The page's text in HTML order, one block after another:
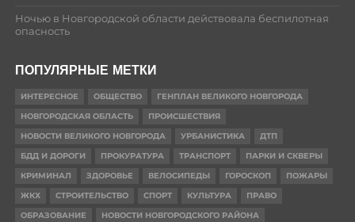
Ночью в Новгородской области действовала беспилотная
опасность
ПОПУЛЯРНЫЕ МЕТКИ
ИНТЕРЕСНОЕ ОБЩЕСТВО
ГЕНПЛАН ВЕЛИКОГО НОВГОРОДА
НОВГОРОДСКАЯ ОБЛАСТЬ
ПРОИСШЕСТВИЯ
НОВОСТИ ВЕЛИКОГО НОВГОРОДА
УРБАНИСТИКА
ДТП
БДД И ДОРОГИ
ПРОКУРАТУРА ТРАНСПОРТ
ПАРКИ И СКВЕРЫ
КРИМИНАЛ
ЗДОРОВЬЕ ВЕЛОСИПЕДЫ ГОРОСКОП
ПОЖАРЫ
ЖКХ
СТРОИТЕЛЬСТВО СПОРТ КУЛЬТУРА
ПРАВО
ОБРАЗОВАНИЕ
НОВОСТИ НОВГОРОДСКОГО РАЙОНА